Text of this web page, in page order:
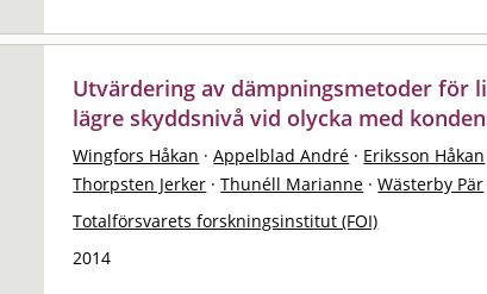
Utvärdering av dämpningsmetoder för
lägre skyddsnivå vid olycka med
Wingfors Håkan · Appelblad André · Eriksson Håkan
Thorpsten Jerker · Thunéll Marianne · Wästerby Pär
Totalförsvarets forskningsinstitut (FOI)
2014